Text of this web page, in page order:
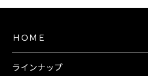
ＨＯＭＥ
ラインナップ